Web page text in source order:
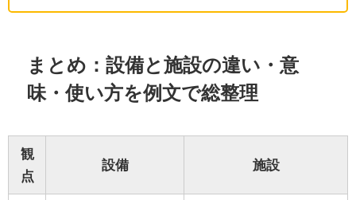
まとめ：設備と施設の違い・意
味・使い方を例文で総整理
観
点
設備 施設